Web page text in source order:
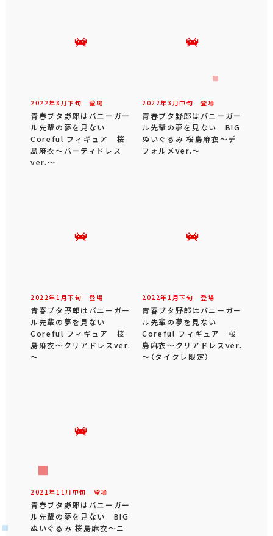
2022年8 月下旬 登場
青春ブタ野郎はバニーガー
ル先輩の夢を見ない
Coreful フィギュア 桜
島麻衣～パーティドレス
ver.～
2022年3 月中旬 登場
青春ブタ野郎はバニーガー
ル先輩の夢を見ない BIG
ぬいぐるみ 桜島麻衣～デ
フォルメver.～
2022年 1 月下旬 登場
青春ブタ野郎はバニーガー
ル先輩の夢を見ない
Coreful フィギュア 桜
島麻衣～クリアドレスver.
～
2022年 1 月下旬 登場
青春ブタ野郎はバニーガー
ル先輩の夢を見ない
Coreful フィギュア 桜
島麻衣～クリアドレスver.
～（タイクレ限定）
2021年 11 月 中旬 登場
青春ブタ野郎はバニーガー
ル先輩の夢を見ない BIG
ぬいぐるみ 桜島麻衣～ニ